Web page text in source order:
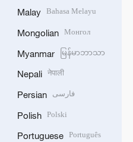
Malay Bahasa Melayu
Mongolian Монгол
Myanmar မြန်မာဘာသာ
Nepali नेपाली
Persian فارسی
Polish Polski
Portuguese Português